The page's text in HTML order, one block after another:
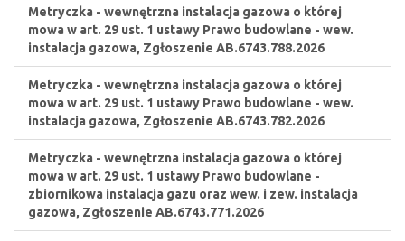
Metryczka - wewnętrzna instalacja gazowa o której
mowa w art. 29 ust. 1 ustawy Prawo budowlane - wew.
instalacja gazowa, Zgłoszenie AB.6743.788.2026
Metryczka - wewnętrzna instalacja gazowa o której
mowa w art. 29 ust. 1 ustawy Prawo budowlane - wew.
instalacja gazowa, Zgłoszenie AB.6743.782.2026
Metryczka - wewnętrzna instalacja gazowa o której
mowa w art. 29 ust. 1 ustawy Prawo budowlane -
zbiornikowa instalacja gazu oraz wew. i zew. instalacja
gazowa, Zgłoszenie AB.6743.771.2026